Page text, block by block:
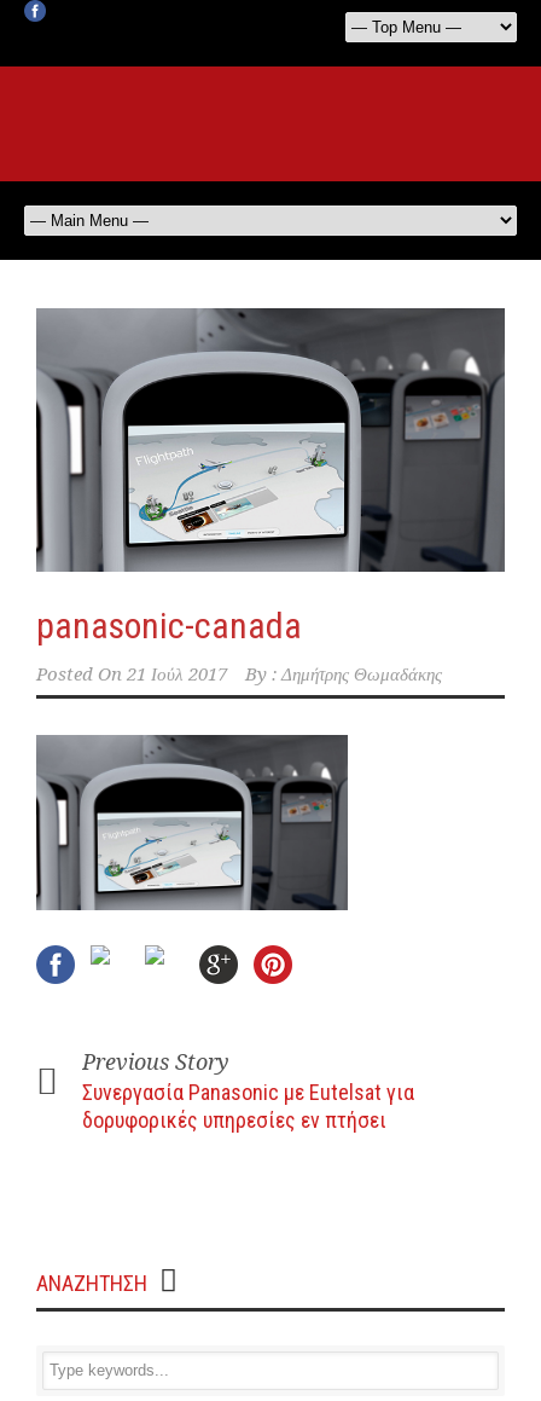
panasonic-canada
Posted On 21 Ιούλ 2017 By : Δημήτρης Θωμαδάκης
Previous Story
Συνεργασία Panasonic με Eutelsat για
δορυφορικές υπηρεσίες εν πτήσει
ΑΝΑΖΗΤΗΣΗ